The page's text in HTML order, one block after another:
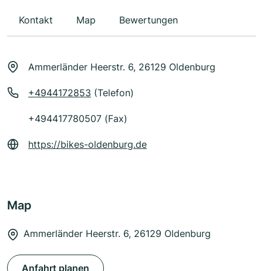
Kontakt Map Bewertungen
Ammerländer Heerstr. 6, 26129 Oldenburg
+4944172853 (Telefon)
+494417780507 (Fax)
https://bikes-oldenburg.de
Map
Ammerländer Heerstr. 6, 26129 Oldenburg
Anfahrt planen